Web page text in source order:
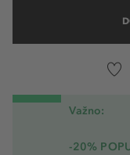
Važno:
-20%